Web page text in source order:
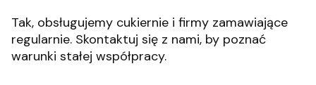
Tak, obsługujemy cukiernie i firmy zamawiające
regularnie. Skontaktuj się z nami, by poznać
warunki stałej współpracy.